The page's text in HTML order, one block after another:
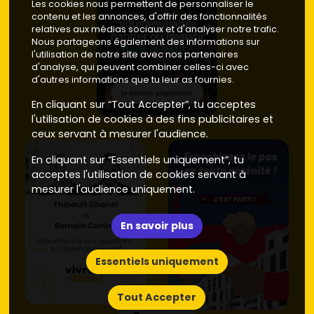
confort et en facture énergétique.
Neuf ou ancien à Arles : comparatif prix,
performances et revente
Prix d'achat:
Neuf: à Arles, compte en moyenne4 000 à 5 300
€/m²selon les quartiers et prestations, avec des
frais de notaire autour de2 à 3 %. Peu ou pas de
(décennale,parfait achèvement).
Ancien: fourchette moyenne autour de 2 200 à 3 100
€/m²(centre ancien, Roquette, Trinquetaille), mais
chauffage) et aux charges des immeubles d'avant
Performances énergétiques:
: logements conformesRE 2020
isolationet confort d'été, coûts de chauffage
Les cookies nous permettent de personnaliser le
contenu et les annonces, d'offrir des fonctionnalités
relatives aux médias sociaux et d'analyser notre trafic.
Nous partageons également des informations sur
l'utilisation de notre site avec nos partenaires
d'analyse, qui peuvent combiner celles-ci avec
d'autres informations que tu leur as fournies.
En cliquant sur “Tout Accepter”, tu acceptes
l'utilisation de cookies à des fins publicitaires et
ceux servant à mesurer l'audience.
En cliquant sur “Essentiels uniquement”, tu
acceptes l'utilisation de cookies servant à
mesurer l'audience uniquement.
En savoir plus
Essentiels uniquement
Tout Accepter